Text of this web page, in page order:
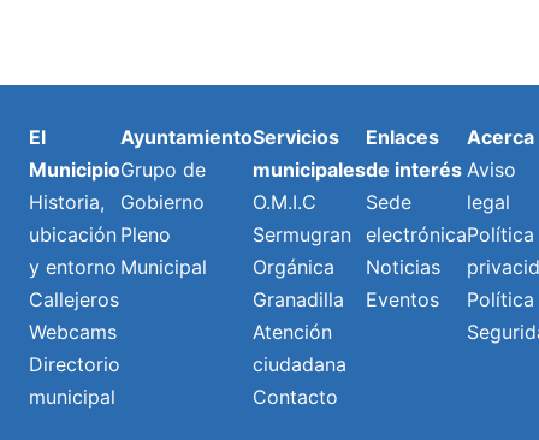
El
Municipio
Historia,
ubicación
y entorno
Callejeros
Webcams
Directorio
municipal
Ayuntamiento
Grupo de
Gobierno
Pleno
Municipal
Servicios
municipales
O.M.I.C
Sermugran
Orgánica
Granadilla
Atención
ciudadana
Contacto
Enlaces
de interés
Sede
electrónica
Noticias
Eventos
Acerca
Aviso
legal
Política
Política